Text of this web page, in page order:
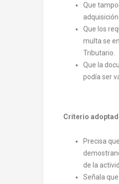
Que
Que los
multa se
Tributario.
Que la
podía ser
Criterio
Precisa
de la
Señala